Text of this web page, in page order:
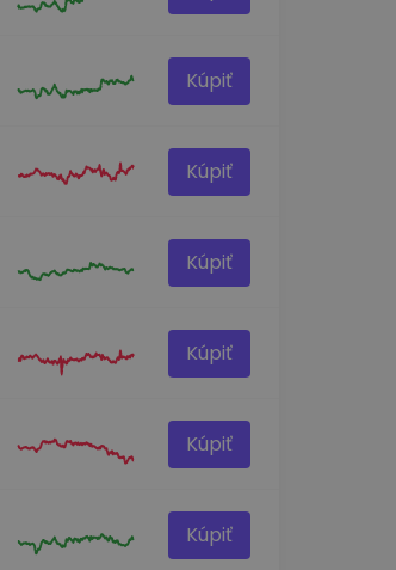
Kúpiť
Kúpiť
Kúpiť
Kúpiť
Kúpiť
Kúpiť